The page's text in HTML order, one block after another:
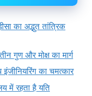
का अद्भुत तांत्रिक
गुण और मोक्ष का मार्ग
का चमत्कार
में रहता है यति